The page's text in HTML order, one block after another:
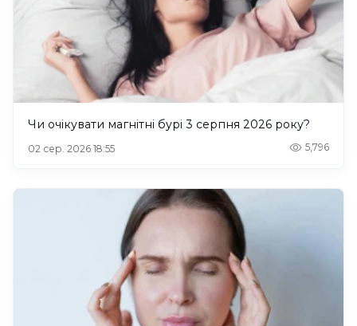
Чи очікувати магнітні бурі 3 серпня 2026 року?
02 сер. 2026 18:55 5,796